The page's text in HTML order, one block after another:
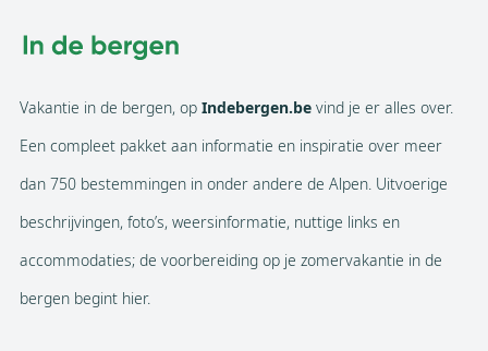
Vakantie in de bergen, op Indebergen.be vind je er alles over.
Een compleet pakket aan informatie en inspiratie over meer
dan 750 bestemmingen in onder andere de Alpen. Uitvoerige
beschrijvingen, foto’s, weersinformatie, nuttige links en
accommodaties; de voorbereiding op je zomervakantie in de
bergen begint hier.